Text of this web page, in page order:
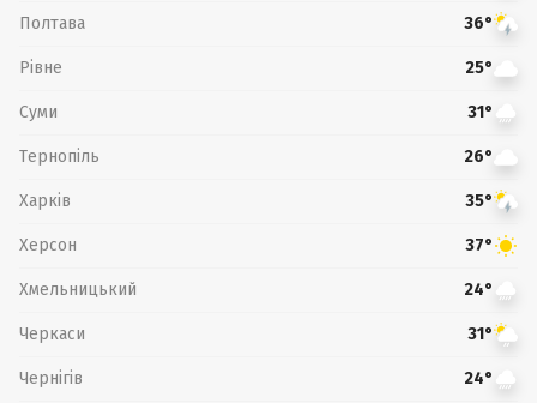
Полтава 36°
Рівне 25°
Суми 31°
Тернопіль 26°
Харків 35°
Херсон 37°
Хмельницький 24°
Черкаси 31°
Чернігів 24°